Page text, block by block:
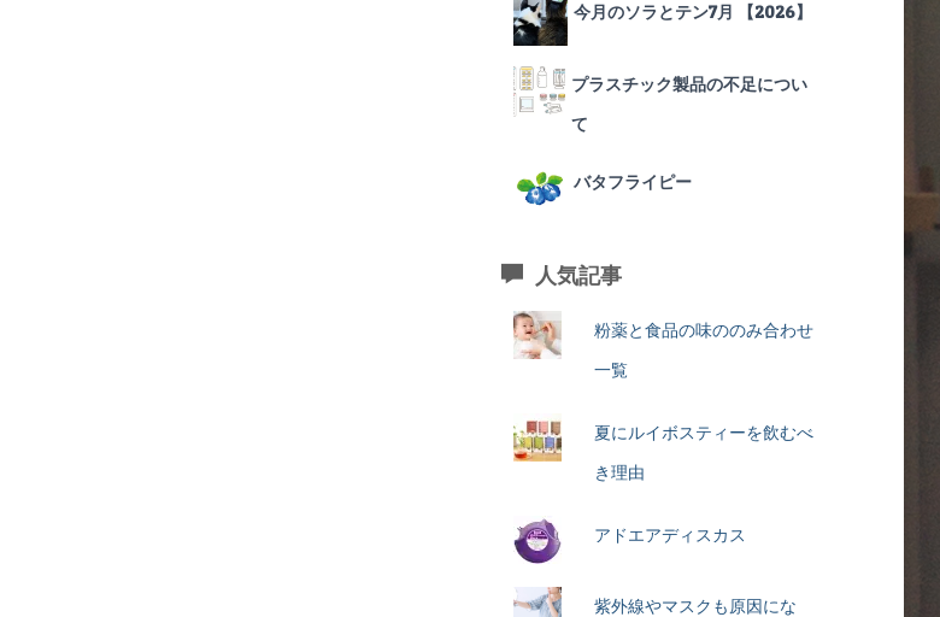
今月のソラとテン7月 【2026】
プラスチック製品の不足につい
て
バタフライピー
人気記事
粉薬と食品の味ののみ合わせ
一覧
夏にルイボスティーを飲むべ
き理由
アドエアディスカス
紫外線やマスクも原因にな